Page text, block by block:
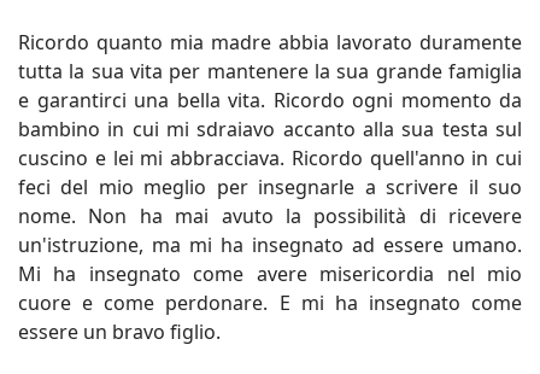
Ricordo quanto mia madre abbia lavorato duramente
tutta la sua vita per mantenere la sua grande famiglia
e garantirci una bella vita. Ricordo ogni momento da
bambino in cui mi sdraiavo accanto alla sua testa sul
cuscino e lei mi abbracciava. Ricordo quell'anno in cui
feci del mio meglio per insegnarle a scrivere il suo
nome. Non ha mai avuto la possibilità di ricevere
un'istruzione, ma mi ha insegnato ad essere umano.
Mi ha insegnato come avere misericordia nel mio
cuore e come perdonare. E mi ha insegnato come
essere un bravo figlio.